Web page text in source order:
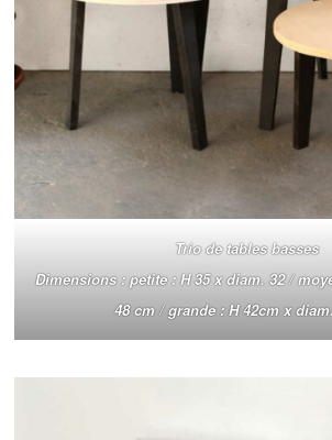
Trio de tables basses
Dimensions : petite : H 35 x diam. 32 /
48 cm / grande : H 42cm x